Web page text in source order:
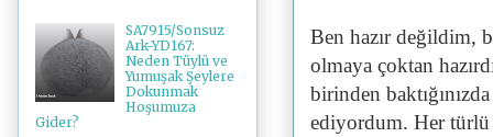
Ben hazır değildim,
olmaya çoktan
birinden
ediyordum. Her türlü
SA7915/Sonsuz
Ark-YD167:
Neden Tüylü ve
Yumuşak Şeylere
Dokunmak
Hoşumuza
Gider?